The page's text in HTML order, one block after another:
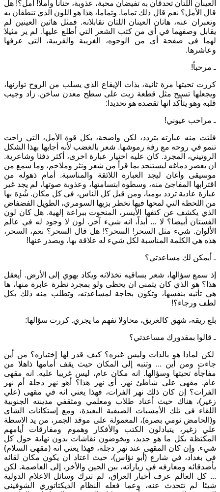
العينان اللتان تحدقان به تفيضان محبة، عذوبة، حنانا وأملاً! أمل؟! هل
قال الأمل؟ نعم قال ذلك تماما. وتماما، هذا هو اللون الذي تنطقان به
وتعبران عنه، هاتان العينان اللتان تقابلانه. فمثل هاتين العينين لم
يقابل وصفهما في أي من كتب الشعر التي أطلع عليها. لم ير مثيلا
لهما في صفحة أي من الوجوه، الغريبة والقريبة، التي عرفها
وعاشرها.
ـ مرحباً!
كررت تحيتها مرة ثانية، بذات الإيقاع الذي يسلب من الروح توازنها،
ويجعلها تسيح مثل قطعة زيت على سطح معدن ساخن. زاد وجيب
قلبه وهو يتأكد انها تقصده هو تحديدا:
ـ مراحب عيوني!
فلتت منه عبارته بتردد، لكن واضحة، بكل قوة الأمل، التي راحت
تنمو في روحه مع رفة رموشها. شعر بالغضب لأنه أجابها بهذا الشكل
الروتيني، المجرد. كان عليه اختيار عبارة اخرى، أكثر دفئا وشاعرية.
ان يعصر دماغه ليستنجد بما قرأ من شعر ونثر وملاحم، وما سمع من
موسيقى وأغان ليجد العبارة اللائقة والمناسبة. أمام ذهوله من
اقترابها المفاجئ منه، وسطوة ابتسامتها، وعذوبة صوتها، لم يجد غير
عبارة عادية تردد يوميا، ومن قبل كل الناس، في كل مكان. شُدِهَ بها
من اللحظة التي لمحها فيها تخطر بزيها السومري، الطويل الفضفاض
الذي يكشف عن كتفها الأيسر، المنحوت ببراعة إلهية. هل كان لون
الفستان أبيضا؟ لا ... أبداً، انه شيء آخر. لون لا وجود له في عالم
الألوان. شيء مثل السحر! السحر؟! هل قال السحر؟ نعم، السحر،
هذه هي الكلمة المناسبة لكل شيء له علاقة بها، ويصدر عنها!
ـ أيمكن لك مساعدتي؟
إذ سمع سؤالها، شعر بساقيه تخذلانه ويكاد يهوي إلى الأرض. أيعقل
هذا؟ هو الذي كان يتمنى ان يحظى ولو بمجرد نظرة عابرة منها، ها
هي تأتيه بنفسها، وتكون بحاجة لمساعدته، وتطلب منه ذلك بكل
لطف ورجاء؟!
بلع ريقه، شهق كالغريق، محاولا تفهم ما يجري. كررت سؤالها:
ـ قالوا بمقدورك مساعدتي؟
لكن لماذا هو بالذات وليس غيره؟ كيف قدر لها إختياره؟ من أين
جاءت ومن أين ... وتنبه إلى المكان حيث يقف أمامها ذاهلا من
مفاجأة تحيتها وسؤالها. انه مكان عام، ليس غريبا عليه. انه مقهى
عام. مقهى على شاطئ نهر. أي نهر هذا؟ أهو نهر دجلة أم نهر
الفرات؟ إن كان ذلك نهر الفرات، فهذا يعني انه في مقهى (علي
زغير)، هناك حيث أعتاد طلاب ومعلمي ومثقفي مدينته الجنوبية
اللقاء في تلك الأمسيات الصيفية البعيدة، ومع إستكانات الشاي
و(الحامض نومي بصرة)، المعمولة على موقد الجمر، من يد الاسطة
علي زغير، يتبادلون الكتب والأفكار وهموم ومفارقات أيامهم
المكتظة بكل ما هو جديد، ويخوضون نقاشات بدون نهاية حول كل
شيء. وإن كان المقهى عند نهر دجلة، فهذا يعني انه (مقهى السلام)
في بغداد، في شارع (أبو نؤاس)، حيث اعتاد ان يكون مكان لقائه
بأصدقائه ومعارفه في زياراته، بين الحين والأخر، إلى العاصمة. لكن
... كل العالم عرف أخبار العراق، لم تترك وسائل الاعلام الدولية
شيئا لم تتحدث عنه، وعما فعله النظام الديكتاتوري الشوفيني